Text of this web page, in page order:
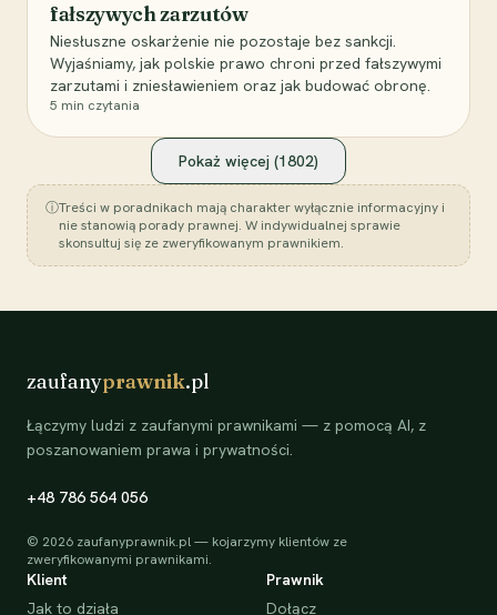
fałszywych zarzutów
Niesłuszne oskarżenie nie pozostaje bez sankcji.
Wyjaśniamy, jak polskie prawo chroni przed fałszywymi
zarzutami i zniesławieniem oraz jak budować obronę.
5 min czytania
Pokaż więcej (1802)
ⓘTreści w poradnikach mają charakter wyłącznie informacyjny i
nie stanowią porady prawnej. W indywidualnej sprawie
skonsultuj się ze zweryfikowanym prawnikiem.
zaufanyprawnik.pl
Łączymy ludzi z zaufanymi prawnikami — z pomocą AI, z
poszanowaniem prawa i prywatności.
+48 786 564 056
© 2026 zaufanyprawnik.pl — kojarzymy klientów ze
zweryfikowanymi prawnikami.
Klient
Jak to działa
Prawnik
Dołącz